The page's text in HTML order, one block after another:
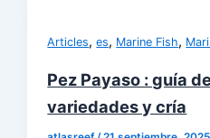
Articles,es, Marine Fish,
Pez Payaso : guía
variedades y cría